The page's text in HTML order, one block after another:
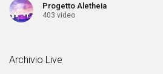
Progetto Aletheia
403 video
Archivio Live